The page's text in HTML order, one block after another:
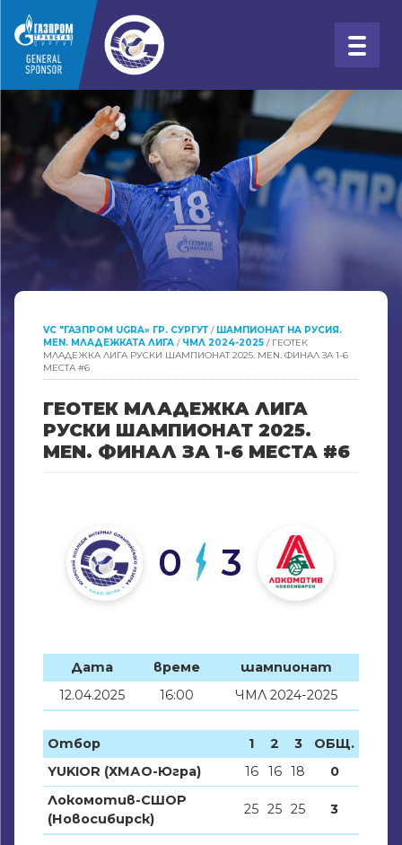
VC "ГАЗПРОМ UGRA» ГР. СУРГУТ / ШАМПИОНАТ НА РУСИЯ.
MEN. МЛАДЕЖКАТА ЛИГА / ЧМЛ 2024-2025 / ГЕОТЕК
МЛАДЕЖКА ЛИГА РУСКИ ШАМПИОНАТ 2025. MEN. ФИНАЛ ЗА 1-6
МЕСТА #6
ГЕОТЕК МЛАДЕЖКА ЛИГА
РУСКИ ШАМПИОНАТ 2025.
MEN. ФИНАЛ ЗА 1-6 МЕСТА #6
0 3
Дата време
шампионат
12.04.2025
16:00 ЧМЛ 2024-2025
Отбор 1 2 3
ОБЩ.
YUKIOR (ХМАО-Югра)
16 16 18
0
Локомотив-СШОР
(Новосибирск)
25 25 25 3